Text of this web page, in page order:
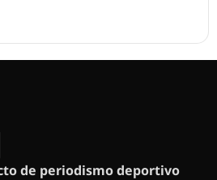
de periodismo deportivo